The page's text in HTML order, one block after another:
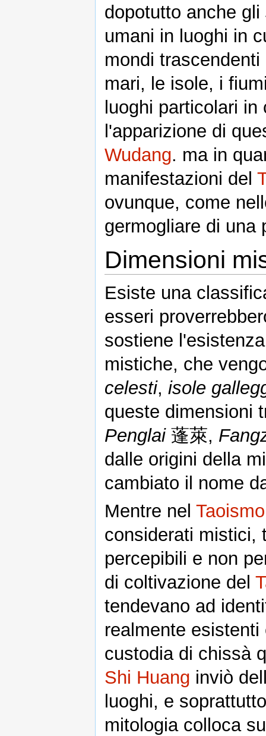
dopotutto anche gli
umani in luoghi in
mondi
mari, le isole, i
luoghi particolari
l'apparizione di
Wudang. ma in
manifestazioni del
ovunque, come
germogliare di una
Dimensioni
Esiste una
esseri
sostiene
mistiche, che
celesti, isole
queste dimensioni
Penglai蓬萊,
dalle origini della
cambiato il nome
Mentre nel Taoismo
considerati mistici,
percepibili e non
di coltivazione del
tendevano ad
realmente
custodia di chissà
Shi Huang inviò
luoghi, e
mitologia colloca